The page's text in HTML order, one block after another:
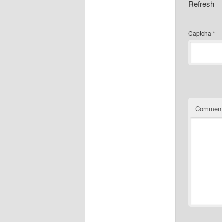
Refresh
Captcha*